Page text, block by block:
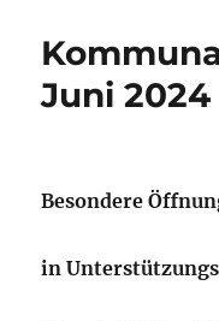
Juni 2024
Besondere
in